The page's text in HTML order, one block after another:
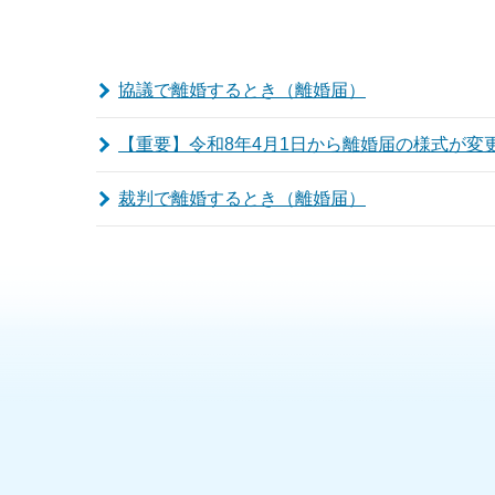
協議で離婚するとき（離婚届）
【重要】令和8年4月1日から離婚届の様式が変
裁判で離婚するとき（離婚届）